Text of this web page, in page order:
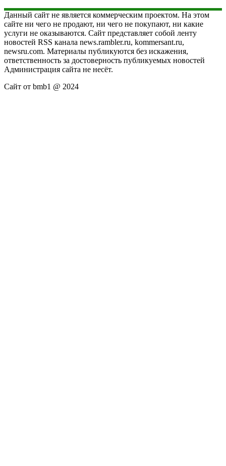
Данный сайт не является коммерческим проектом. На этом
сайте ни чего не продают, ни чего не покупают, ни какие
услуги не оказываются. Сайт представляет собой ленту
новостей RSS канала news.rambler.ru, kommersant.ru,
newsru.com. Материалы публикуются без искажения,
ответственность за достоверность публикуемых новостей
Администрация сайта не несёт.
Сайт от bmb1 @ 2024